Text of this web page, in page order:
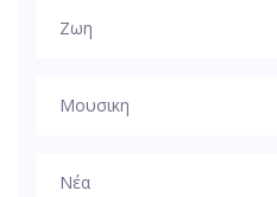
Ζωη
Μουσικη
Νέα